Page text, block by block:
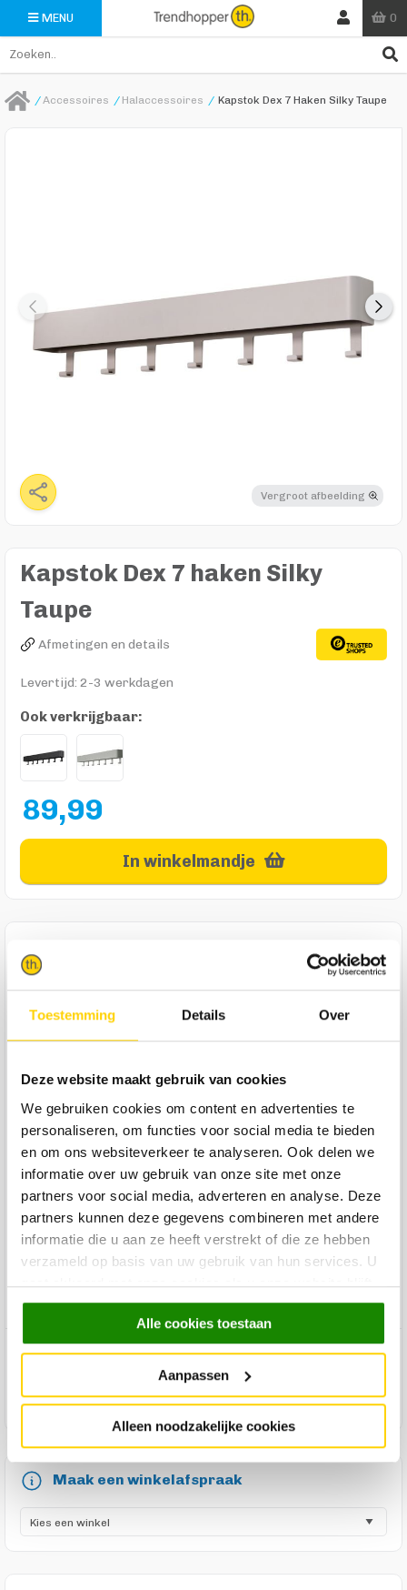
Toestemming Details Over
Deze website maakt gebruik van cookies
We gebruiken cookies om content en advertenties te
personaliseren, om functies voor social media te bieden
en om ons websiteverkeer te analyseren. Ook delen we
informatie over uw gebruik van onze site met onze
partners voor social media, adverteren en analyse. Deze
partners kunnen deze gegevens combineren met andere
informatie die u aan ze heeft verstrekt of die ze hebben
verzameld op basis van uw gebruik van hun services. U
gaat akkoord met onze cookies als u onze website blijft
gebruiken.
Alle cookies toestaan
Aanpassen
Alleen noodzakelijke cookies
MENU 0
/Accessoires / Halaccessoires / Kapstok Dex 7 Haken Silky Taupe
Vergroot afbeelding
Kapstok Dex 7 haken Silky
Taupe
Afmetingen en details
Levertijd: 2-3 werkdagen
Ook verkrijgbaar:
89,99
In winkelmandje
Materiaal
Staal
Aantal haken
Levertijd
Levertijd: 2-3 werkdagen
Lengte
0 cm
Breedte
72 cm
Diepte
7.5 cm
Hoogte
12 cm
Product reviews
Product onderhoud
Maak een winkelafspraak